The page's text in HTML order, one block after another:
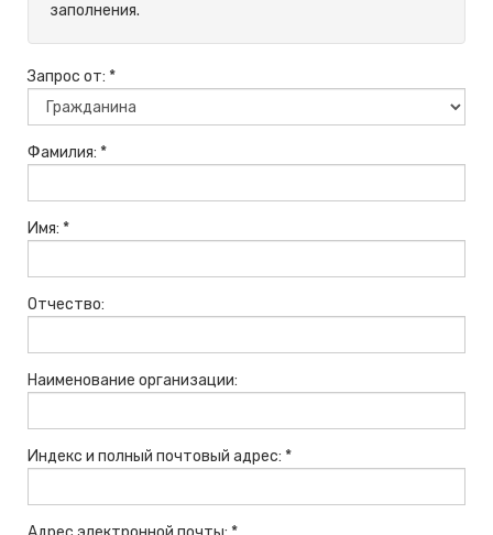
заполнения.
Запрос от: *
Фамилия: *
Имя: *
Отчество:
Наименование организации:
Индекс и полный почтовый адрес: *